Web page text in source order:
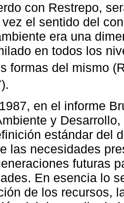
con Restrepo,
el sentido del
era una
en todos los
formas del mismo
en el informe
y
estándar del
las necesidades
futuras
En esencia lo
de los recursos,